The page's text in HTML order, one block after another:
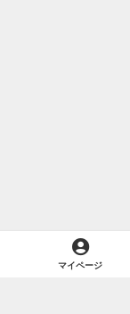
マイページ